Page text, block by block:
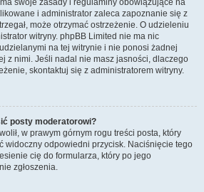
swoje zasady i regulaminy obowiązujące na
i administrator zaleca zapoznanie się z
może otrzymać ostrzeżenie. O udzieleniu
witryny. phpBB Limited nie ma nic
na tej witrynie i nie ponosi żadnej
z nimi. Jeśli nadal nie masz jasności, dlaczego
skontaktuj się z administratorem witryny.
posty moderatorowi?
w prawym górnym rogu treści posta, który
widoczny odpowiedni przycisk. Naciśnięcie tego
cię do formularza, który po jego
zgłoszenia.